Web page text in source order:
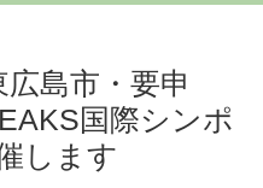
広島市・要申
国際シンポ
します